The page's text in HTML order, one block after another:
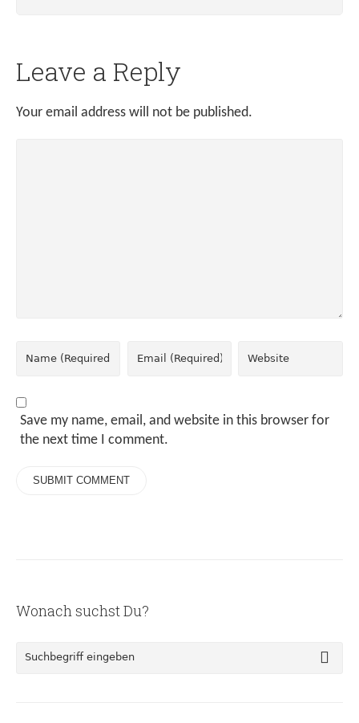
Leave a Reply
Your email address will not be published.
Save my name, email, and website in this browser for
the next time I comment.
Wonach suchst Du?